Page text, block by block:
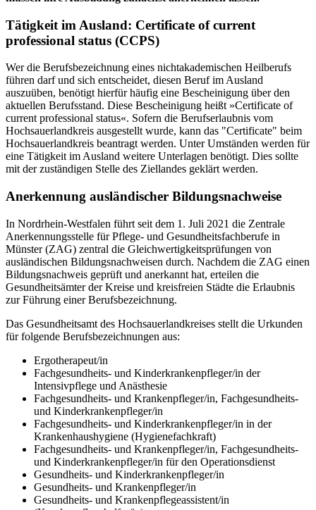
Tätigkeit im Ausland: Certificate of current
professional status (CCPS)
Wer die Berufsbezeichnung eines nichtakademischen Heilberufs
führen darf und sich entscheidet, diesen Beruf im Ausland
auszuüben, benötigt hierfür häufig eine Bescheinigung über den
aktuellen Berufsstand. Diese Bescheinigung heißt »Certificate of
current professional status«. Sofern die Berufserlaubnis vom
Hochsauerlandkreis ausgestellt wurde, kann das "Certificate" beim
Hochsauerlandkreis beantragt werden. Unter Umständen werden für
eine Tätigkeit im Ausland weitere Unterlagen benötigt. Dies sollte
mit der zuständigen Stelle des Ziellandes geklärt werden.
Anerkennung ausländischer Bildungsnachweise
In Nordrhein-Westfalen führt seit dem 1. Juli 2021 die Zentrale
Anerkennungsstelle für Pflege- und Gesundheitsfachberufe in
Münster (ZAG) zentral die Gleichwertigkeitsprüfungen von
ausländischen Bildungsnachweisen durch. Nachdem die ZAG einen
Bildungsnachweis geprüft und anerkannt hat, erteilen die
Gesundheitsämter der Kreise und kreisfreien Städte die Erlaubnis
zur Führung einer Berufsbezeichnung.
Das Gesundheitsamt des Hochsauerlandkreises stellt die Urkunden
für folgende Berufsbezeichnungen aus:
Ergotherapeut/in
Fachgesundheits- und Kinderkrankenpfleger/in der
Intensivpflege und Anästhesie
Fachgesundheits- und Krankenpfleger/in, Fachgesundheits-
und Kinderkrankenpfleger/in
Fachgesundheits- und Kinderkrankenpfleger/in in der
Krankenhaushygiene (Hygienefachkraft)
Fachgesundheits- und Krankenpfleger/in, Fachgesundheits-
und Kinderkrankenpfleger/in für den Operationsdienst
Gesundheits- und Kinderkrankenpfleger/in
Gesundheits- und Krankenpfleger/in
Gesundheits- und Krankenpflegeassistent/in